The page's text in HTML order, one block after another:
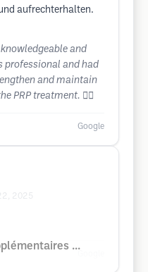
aufrechterhalten.
and
professional and had
and maintain
PRP treatment. 👌🏼
Google
2025
...